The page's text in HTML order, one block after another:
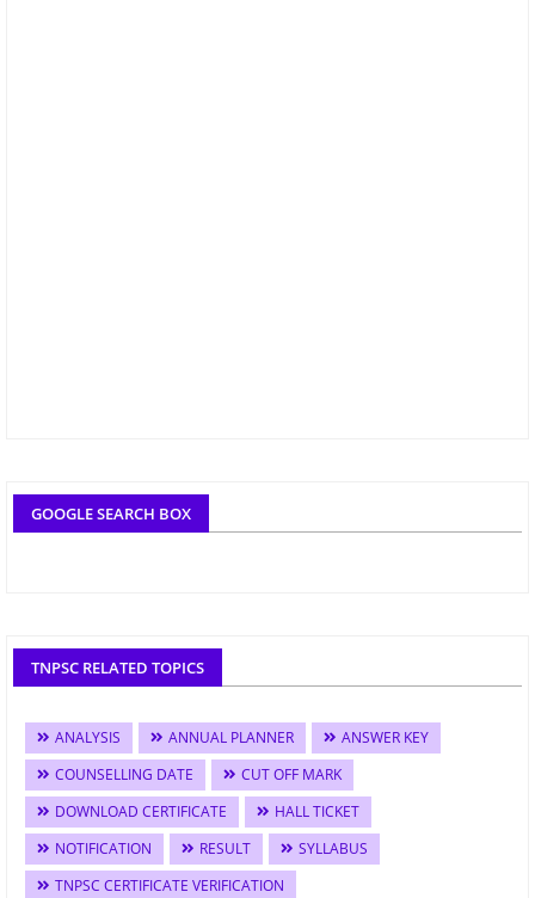
GOOGLE SEARCH BOX
TNPSC RELATED TOPICS
ANALYSIS ANNUAL PLANNER
ANSWER KEY
COUNSELLING DATE
CUT OFF MARK
DOWNLOAD CERTIFICATE
HALL TICKET
NOTIFICATION
RESULT
SYLLABUS
TNPSC CERTIFICATE VERIFICATION